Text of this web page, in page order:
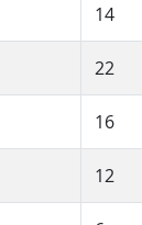
14
22
16
12